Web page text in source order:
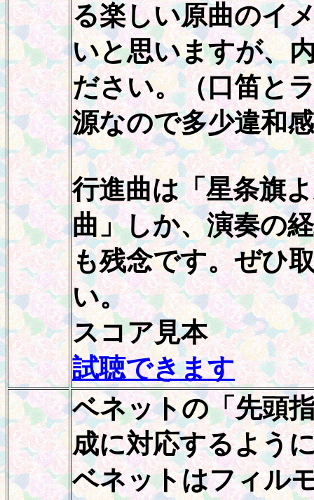
る楽しい原曲のイ
いと思いますが、
ださい。（口笛と
源なので多少違和
行進曲は「星条旗
曲」しか、演奏の
も残念です。ぜひ
い。
スコア見本
試聴できます
ベネットの「先頭
成に対応するよう
ベネットはフィル